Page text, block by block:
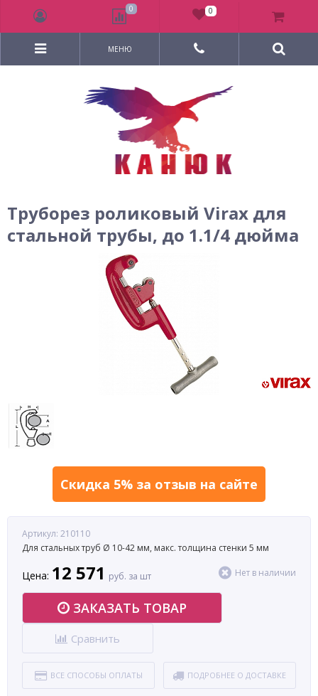
МЕНЮ
Труборез роликовый Virax для
стальной трубы, до 1.1/4 дюйма
Скидка 5% за отзыв на сайте
Артикул: 210110
Для стальных труб Ø 10-42 мм, макс. толщина стенки 5 мм
Цена: 12 571 руб. за шт Нет в наличии
ЗАКАЗАТЬ ТОВАР
Сравнить
ВСЕ СПОСОБЫ ОПЛАТЫ ПОДРОБНЕЕ О ДОСТАВКЕ
0 0